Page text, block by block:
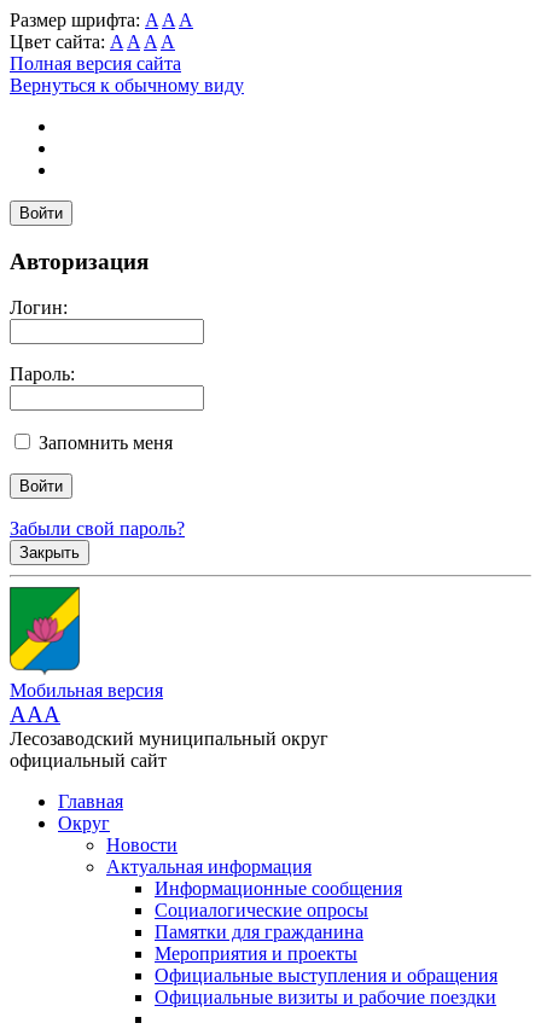
Размер шрифта: A A A
Цвет сайта: A A A A
Полная версия сайта
Вернуться к обычному виду
Войти
Авторизация
Логин:
Пароль:
Запомнить меня
Забыли свой пароль?
Закрыть
Мобильная версия
AAA
Лесозаводский муниципальный округ
официальный сайт
Главная
Округ
Новости
Актуальная информация
Информационные сообщения
Социалогические опросы
Памятки для гражданина
Мероприятия и проекты
Официальные выступления и обращения
Официальные визиты и рабочие поездки